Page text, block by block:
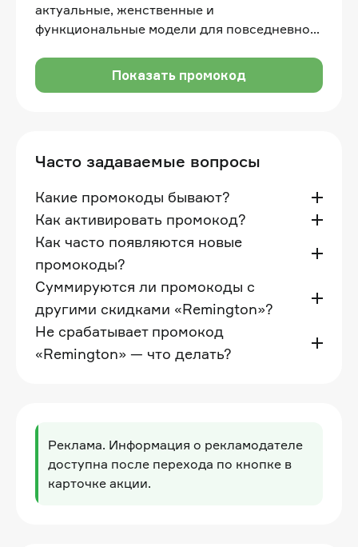
актуальные, женственные и
функциональные модели для повседневной
Показать промокод
Часто задаваемые вопросы
Какие промокоды бывают?
Как активировать промокод?
Как часто появляются новые
промокоды?
Суммируются ли промокоды с
другими скидками «Remington»?
Не срабатывает промокод
«Remington» — что делать?
Реклама. Информация о рекламодателе
доступна после перехода по кнопке в
карточке акции.